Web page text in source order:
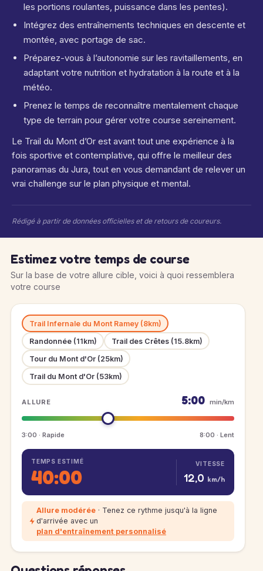
les portions roulantes, puissance dans les pentes).
Intégrez des entraînements techniques en descente et
montée, avec portage de sac.
Préparez-vous à l’autonomie sur les ravitaillements, en
adaptant votre nutrition et hydratation à la route et à la
météo.
Prenez le temps de reconnaître mentalement chaque
type de terrain pour gérer votre course sereinement.
Le Trail du Mont d’Or est avant tout une expérience à la
fois sportive et contemplative, qui offre le meilleur des
panoramas du Jura, tout en vous demandant de relever un
vrai challenge sur le plan physique et mental.
Rédigé à partir de données officielles et de retours de coureurs.
Estimez votre temps de course
Sur la base de votre allure cible, voici à quoi ressemblera
votre course
Trail Infernale du Mont Ramey (8km)
Randonnée (11km)
Trail des Crêtes (15.8km)
Tour du Mont d'Or (25km)
Trail du Mont d'Or (53km)
ALLURE 5:00 min/km
3:00 · Rapide 8:00 · Lent
TEMPS ESTIMÉ
40:00
VITESSE
12,0 km/h
Allure modérée · Tenez ce rythme jusqu'à la ligne
d'arrivée avec un
plan d'entraînement personnalisé